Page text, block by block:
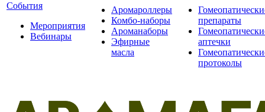
События
Мероприятия
Вебинары
Аромароллеры
Комбо-наборы
Ароманаборы
Эфирные
масла
препараты
аптечки
протоколы